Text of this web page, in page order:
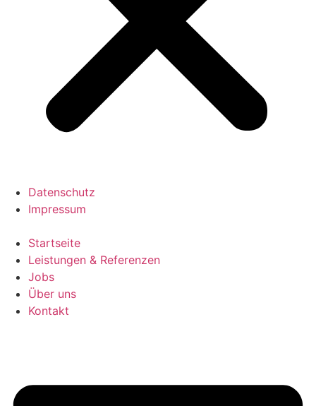
Datenschutz
Impressum
Startseite
Leistungen & Referenzen
Jobs
Über uns
Kontakt